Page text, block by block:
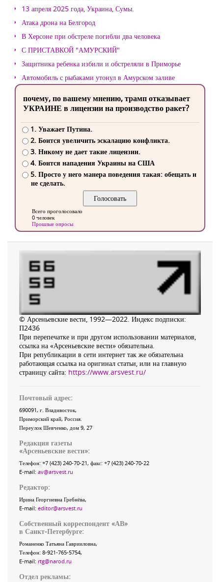
13 апреля 2025 года, Украина, Сумы.
Атака дрона на Белгород
В Херсоне при обстреле погибли два человека
С ПРИСТАВКОЙ "АМУРСКИЙ"
Защитника ребенка избили и обстреляли в Приморье
Автомобиль с рыбаками утонул в Амурском заливе
почему, по вашему мнению, трамп отказывает
УКРАИНЕ в лицензии на производство ракет?
1. Уважает Путина.
2. Боится увеличить эскалацию конфликта.
3. Никому не дает такие лицензии.
4. Боится нападения Украины на США
5. Просто у него манера поведения такая: обещать и
не сделать.
Всего проголосовало
0 человек
Прошлые опросы
© Арсеньевские вести, 1992—2022. Индекс подписки:
П2436
При перепечатке и при другом использовании материалов,
ссылка на «Арсеньевские вести» обязательна.
При републикации в сети интернет так же обязательна
работающая ссылка на оригинал статьи, или на главную
страницу сайта: https://www.arsvest.ru/
Почтовый адрес:
690091, г. Владивосток,
Приморский край, Россия
Переулок Шевченко, дом 9, 27
Редакция газеты
«Арсеньевские вести»:
Телефон: +7 (423) 240-70-21, факс: +7 (423) 240-70-22
E-mail: av@arsvest.ru
Редактор:
Ирина Георгиевна Гребнёва,
E-mail: editor@arsvest.ru
Собственный корреспондент «АВ»
в Санкт-Петербурге:
Романенко Татьяна Гаврииловна,
Телефон: 8-921-765-5754,
E-mail: rtg@narod.ru
Отдел рекламы: